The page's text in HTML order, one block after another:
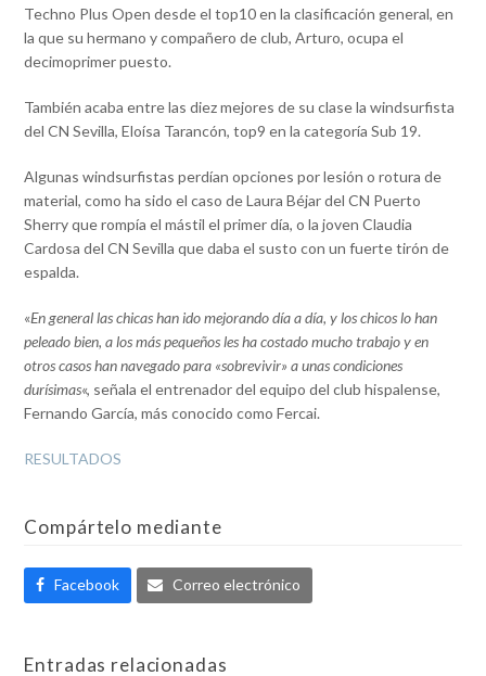
Techno Plus Open desde el top10 en la clasificación general, en
la que su hermano y compañero de club, Arturo, ocupa el
decimoprimer puesto.
También acaba entre las diez mejores de su clase la windsurfista
del CN Sevilla, Eloísa Tarancón, top9 en la categoría Sub 19.
Algunas windsurfistas perdían opciones por lesión o rotura de
material, como ha sido el caso de Laura Béjar del CN Puerto
Sherry que rompía el mástil el primer día, o la joven Claudia
Cardosa del CN Sevilla que daba el susto con un fuerte tirón de
espalda.
«En general las chicas han ido mejorando día a día, y los chicos lo han
peleado bien, a los más pequeños les ha costado mucho trabajo y en
otros casos han navegado para «sobrevivir» a unas condiciones
durísimas«, señala el entrenador del equipo del club hispalense,
Fernando García, más conocido como Fercai.
RESULTADOS
Compártelo mediante
Facebook Correo electrónico
Entradas relacionadas